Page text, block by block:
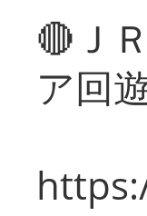
🔴Ｊ
ア回